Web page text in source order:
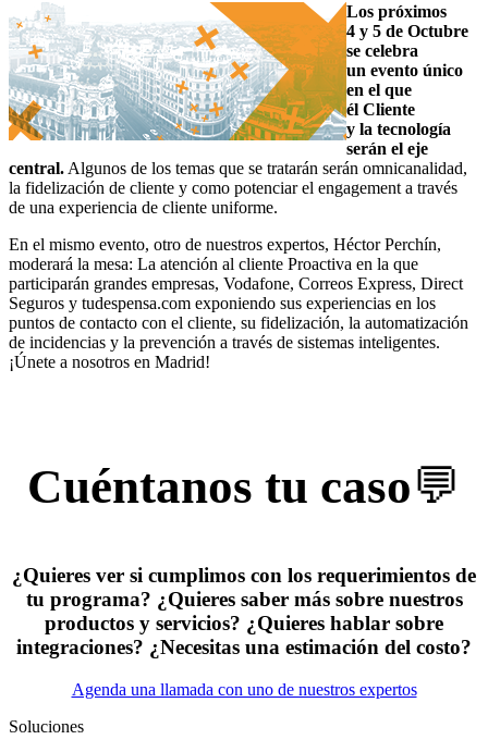
Los próximos
4 y 5 de Octubre
se celebra
un evento único
en el que
él Cliente
y la tecnología
serán el eje
central. Algunos de los temas que se tratarán serán omnicanalidad,
la fidelización de cliente y como potenciar el engagement a través
de una experiencia de cliente uniforme.
En el mismo evento, otro de nuestros expertos, Héctor Perchín,
moderará la mesa: La atención al cliente Proactiva en la que
participarán grandes empresas, Vodafone, Correos Express, Direct
Seguros y tudespensa.com exponiendo sus experiencias en los
puntos de contacto con el cliente, su fidelización, la automatización
de incidencias y la prevención a través de sistemas inteligentes.
¡Únete a nosotros en Madrid!
Cuéntanos tu caso💬
¿Quieres ver si cumplimos con los requerimientos de
tu programa? ¿Quieres saber más sobre nuestros
productos y servicios? ¿Quieres hablar sobre
integraciones? ¿Necesitas una estimación del costo?
Agenda una llamada con uno de nuestros expertos
Soluciones